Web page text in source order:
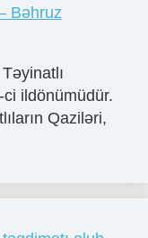
Bəhruz
ci ildönümüdür.
Qaziləri,